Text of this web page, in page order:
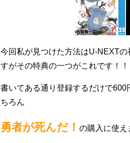
今回私が見つけた方法はU-NEXT
すがその特典の一つがこれです！！
書いてある通り登録するだけで
ちろん
勇者が死んだ！ の購入に使え